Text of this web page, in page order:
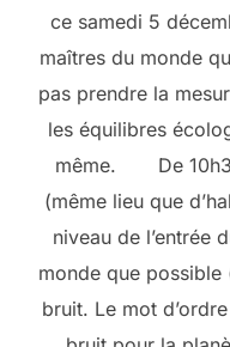
ce samedi 5
maîtres du monde
pas prendre la
les équilibres
même. De
(même lieu que
niveau de l’entrée
monde que
bruit. Le mot